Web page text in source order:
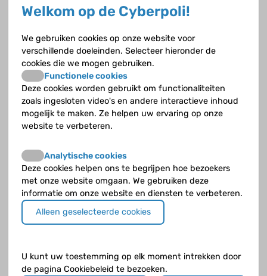
vinden?
Welke hulpmiddelen zijn er met pictogrammen?
Zijn er nog handige tips om mijn kind met
Downsyndroom te leren fietsen?
Zijn er praktische internetwinkels voor kinderen met
een verstandelijke beperking?
Zijn er speciale knutselboeken voor kinderen met een
verstandige beperking?
Andere categorieën
Algemeen
Welkom op de Cyberpoli!
We gebruiken cookies op onze website voor
verschillende doeleinden. Selecteer hieronder de
cookies die we mogen gebruiken.
Functionele cookies
Deze cookies worden gebruikt om functionaliteiten
zoals ingesloten video's en andere interactieve inhoud
mogelijk te maken. Ze helpen uw ervaring op onze
website te verbeteren.
Analytische cookies
Deze cookies helpen ons te begrijpen hoe bezoekers
met onze website omgaan. We gebruiken deze
informatie om onze website en diensten te verbeteren.
Alleen geselecteerde cookies
U kunt uw toestemming op elk moment intrekken door
de pagina Cookiebeleid te bezoeken.